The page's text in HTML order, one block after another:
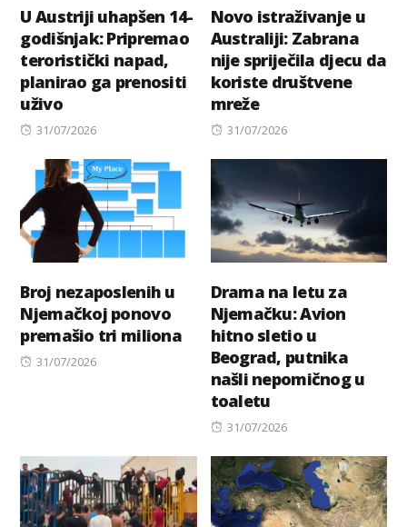
U Austriji uhapšen 14-
godišnjak: Pripremao
teroristički napad,
planirao ga prenositi
uživo
Posted
31/07/2026
Novo istraživanje u
Australiji: Zabrana
nije spriječila djecu da
koriste društvene
mreže
Posted
31/07/2026
Broj nezaposlenih u
Njemačkoj ponovo
premašio tri miliona
Posted
31/07/2026
Drama na letu za
Njemačku: Avion
hitno sletio u
Beograd, putnika
našli nepomičnog u
toaletu
Posted
31/07/2026